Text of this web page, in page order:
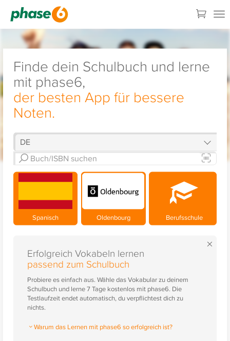
Finde dein Schulbuch und lerne
mit phase6,
der besten App für bessere
Noten.
Spanisch Oldenbourg Berufsschule
×
Erfolgreich Vokabeln lernen
passend zum Schulbuch
Probiere es einfach aus. Wähle das Vokabular zu deinem
Schulbuch und lerne 7 Tage kostenlos mit phase6. Die
Testlaufzeit endet automatisch, du verpflichtest dich zu
nichts.
Warum das Lernen mit phase6 so erfolgreich ist?